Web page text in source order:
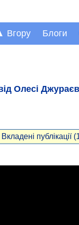
Вгору Блоги
Олесі
Вкладені публікації